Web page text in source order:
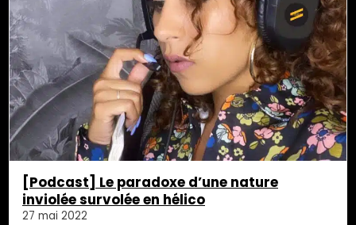
[Podcast] Le paradoxe d’une nature
inviolée survolée en hélico
27 mai 2022